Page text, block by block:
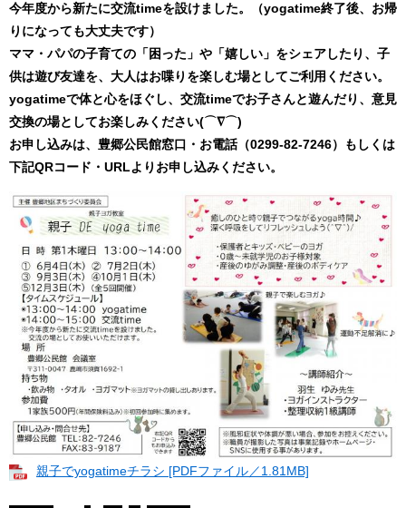
今年度から新たに交流timeを設けました。（yogatime終了後、お帰
りになっても大丈夫です）
ママ・パパの子育ての「困った」や「嬉しい」をシェアしたり、子
供は遊び友達を、大人はお喋りを楽しむ場としてご利用ください。
yogatimeで体と心をほぐし、交流timeでお子さんと遊んだり、意見
交換の場としてお楽しみください(⌒∇⌒)
お申し込みは、豊郷公民館窓口・お電話（0299-82-7246）もしくは
下記QRコード・URLよりお申し込みください。
親子でyogatimeチラシ [PDFファイル／1.81MB]